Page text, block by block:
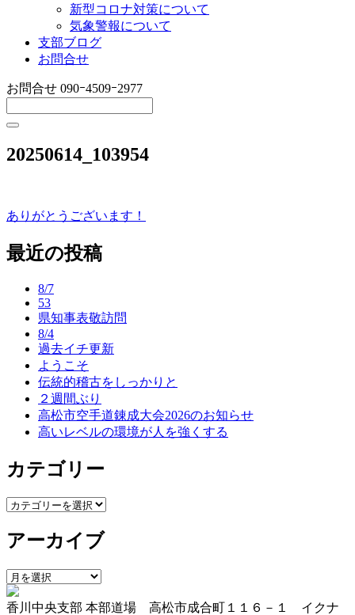
新型コロナ対策について
気象警報について
支部ブログ
お問合せ
お問合せ 090ｰ4509ｰ2977
20250614_103954
投
稿
ありがとうございます！
最近の投稿
8/7
53
県知事表敬訪問
8/4
過去イチ更新
ようこそ
伝統的稽古をしっかりと
２週間ぶり
高松市空手道錬成大会2026のお知らせ
高いレベルの環境が人を強くする
カテゴリー
カ
ゴ
ー
アーカイブ
ア
ー
カ
香川中央支部 本部道場 高松市成合町１１６－１ イクナ